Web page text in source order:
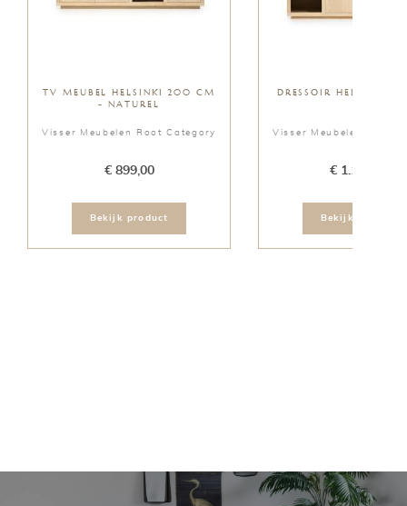
TV MEUBEL HELSINKI 200 CM
- NATUREL
Visser Meubelen Root Category
€ 899,00
Bekijk product
DRESSOIR HELSINKI
Visser Meubelen Root
€ 1.199,00
Bekijk product